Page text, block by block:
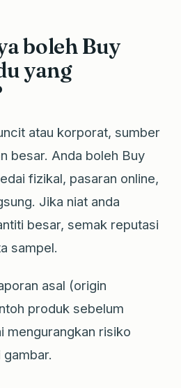
boleh Buy
yang
atau korporat, sumber
besar. Anda boleh Buy
fizikal, pasaran online,
Jika niat anda
besar, semak reputasi
sampel.
asal (origin
produk sebelum
mengurangkan risiko